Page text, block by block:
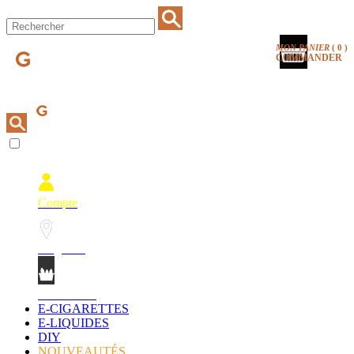
MON PANIER ( 0 )
COMMANDER
Compte
E-CIGARETTES
E-LIQUIDES
DIY
NOUVEAUTÉS